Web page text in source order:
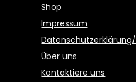
Shop
Impressum
Datenschutzerklärung/
Über uns
Kontaktiere uns